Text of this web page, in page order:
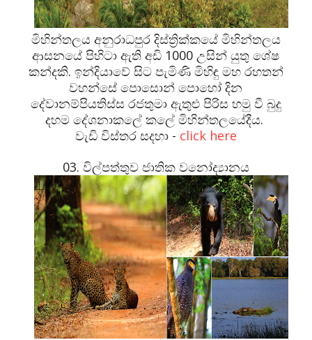
මිහින්තලය අනුරාධපුර දිස්ත්‍රික්කයේ මිහින්තලය
ආසනයේ පිහිටා ඇති අඩි 1000 උසින් යුතු ශේෂ
කන්දකි. ඉන්දියාවේ සිට පැමිණි මිහිඳු මහ රහතන්
වහන්සේ පොසොන් පොහෝ දින
දේවානම්පියතිස්ස රජතුමා ඇතුළු පිරිස හමු වී බුදු
දහම දේශනාකලේ කලේ මිහින්තලයේදීය.
වැඩි විස්තර සදහා - click here
03. විල්පත්තුව ජාතික වනෝද්‍යානය